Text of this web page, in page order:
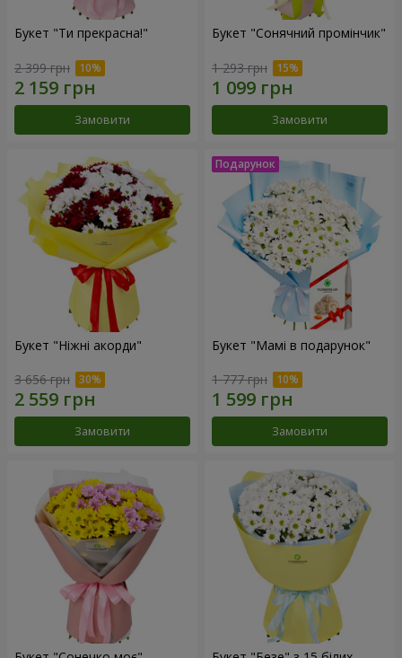
Букет "Ти прекрасна!"
2 399 грн
Замовити
Букет "Сонячний промінчик"
1 293 грн
Замовити
Букет "Ніжні акорди"
3 656 грн
Замовити
Букет "Мамі в подарунок"
1 777 грн
Замовити